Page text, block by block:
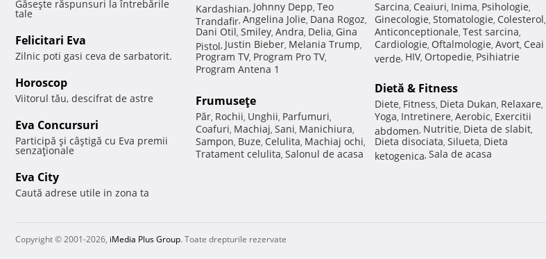
Găseşte răspunsuri la întrebările
tale
Felicitari Eva
Zilnic poti gasi ceva de sarbatorit.
Horoscop
Viitorul tău, descifrat de astre
Eva Concursuri
Participă şi câştigă cu Eva premii
senzaţionale
Eva City
Caută adrese utile in zona ta
Kardashian, Johnny Depp, Teo
Trandafir, Angelina Jolie, Dana Rogoz,
Dani Otil, Smiley, Andra, Delia, Gina
Pistol, Justin Bieber, Melania Trump,
Program TV, Program Pro TV,
Program Antena 1
Frumuseţe
Păr, Rochii, Unghii, Parfumuri,
Coafuri, Machiaj, Sani, Manichiura,
Sampon, Buze, Celulita, Machiaj ochi,
Tratament celulita, Salonul de acasa
Sarcina, Ceaiuri, Inima, Psihologie,
Ginecologie, Stomatologie, Colesterol,
Anticonceptionale, Test sarcina,
Cardiologie, Oftalmologie, Avort, Ceai
verde, HIV, Ortopedie, Psihiatrie
Dietă & Fitness
Diete, Fitness, Dieta Dukan, Relaxare,
Yoga, Intretinere, Aerobic, Exercitii
abdomen, Nutritie, Dieta de slabit,
Dieta disociata, Silueta, Dieta
ketogenica, Sala de acasa
Copyright © 2001-2026, iMedia Plus Group. Toate drepturile rezervate